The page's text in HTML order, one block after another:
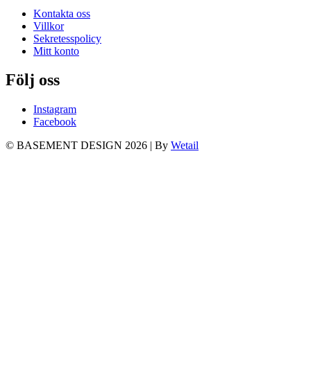
Kontakta oss
Villkor
Sekretesspolicy
Mitt konto
Följ oss
Instagram
Facebook
© BASEMENT DESIGN 2026 | By Wetail